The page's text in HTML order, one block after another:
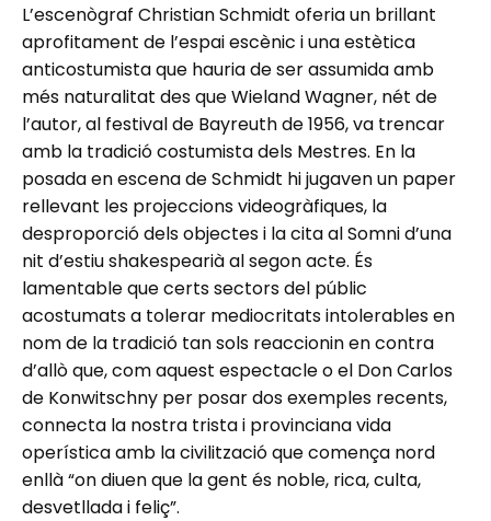
L’escenògraf Christian Schmidt oferia un brillant
aprofitament de l’espai escènic i una estètica
anticostumista que hauria de ser assumida amb
més naturalitat des que Wieland Wagner, nét de
l’autor, al festival de Bayreuth de 1956, va trencar
amb la tradició costumista dels Mestres. En la
posada en escena de Schmidt hi jugaven un paper
rellevant les projeccions videogràfiques, la
desproporció dels objectes i la cita al Somni d’una
nit d’estiu shakespearià al segon acte. És
lamentable que certs sectors del públic
acostumats a tolerar mediocritats intolerables en
nom de la tradició tan sols reaccionin en contra
d’allò que, com aquest espectacle o el Don Carlos
de Konwitschny per posar dos exemples recents,
connecta la nostra trista i provinciana vida
operística amb la civilització que comença nord
enllà “on diuen que la gent és noble, rica, culta,
desvetllada i feliç”.